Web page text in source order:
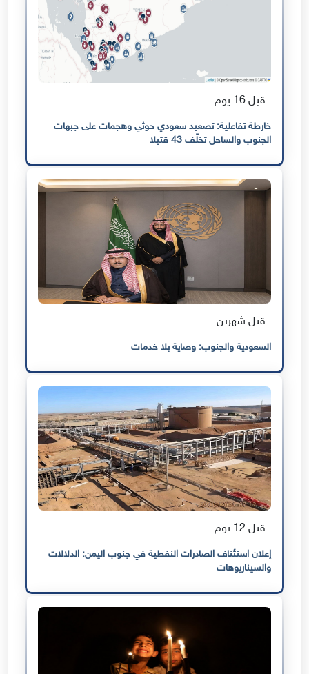
قبل 16 يوم
خارطة تفاعلية: تصعيد سعودي حوثي وهجمات على جبهات
الجنوب والساحل تخلّف 43 قتيلا
قبل شهرين
السعودية والجنوب: وصاية بلا خدمات
قبل 12 يوم
إعلان استئناف الصادرات النفطية في جنوب اليمن: الدلالات
والسيناريوهات